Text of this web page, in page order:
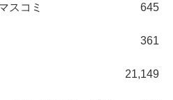
スコミ 645
361
21,149